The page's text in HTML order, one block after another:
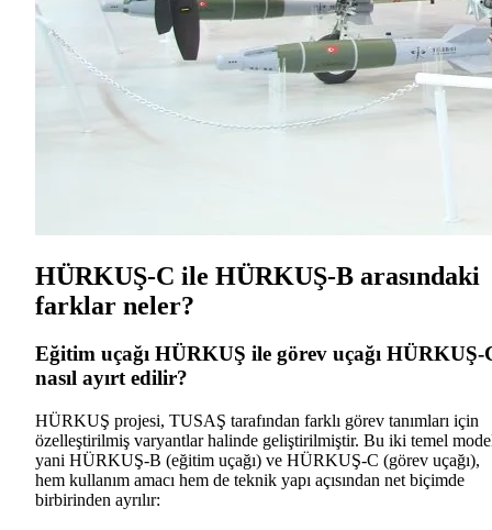
HÜRKUŞ-C ile HÜRKUŞ-B arasındaki
farklar neler?
Eğitim uçağı HÜRKUŞ ile görev uçağı HÜRKUŞ-
nasıl ayırt edilir?
HÜRKUŞ projesi, TUSAŞ tarafından farklı görev tanımları için
özelleştirilmiş varyantlar halinde geliştirilmiştir. Bu iki temel
yani HÜRKUŞ-B (eğitim uçağı) ve HÜRKUŞ-C (görev uçağı),
hem kullanım amacı hem de teknik yapı açısından net biçimde
birbirinden ayrılır: